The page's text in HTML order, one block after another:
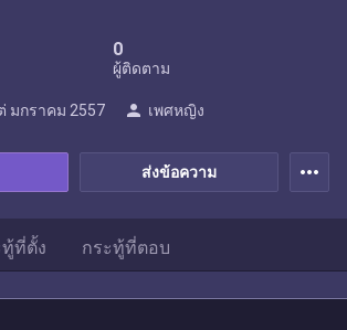
0
ผู้ติดตาม
ส่งข้อความ
มกราคม 2557 person เพศหญิง
more_horiz
ที่ตั้ง กระทู้ที่ตอบ